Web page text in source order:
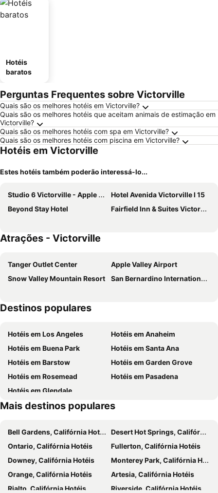
Hotéis
baratos
Perguntas Frequentes sobre Victorville
Quais são os melhores hotéis em Victorville?
Quais são os melhores hotéis que aceitam animais de estimação em
Victorville?
Quais são os melhores hotéis com spa em Victorville?
Quais são os melhores hotéis com piscina em Victorville?
Hotéis em Victorville
Estes hotéis também poderão interessá-lo...
Studio 6 Victorville - Apple Valley
Hotel Avenida Victorville I 15
Beyond Stay Hotel
Fairfield Inn & Suites Victorville
Atrações - Victorville
Tanger Outlet Center
Apple Valley Airport
Snow Valley Mountain Resort
San Bernardino International Airport
Destinos populares
Hotéis em Los Angeles
Hotéis em Anaheim
Hotéis em Buena Park
Hotéis em Santa Ana
Hotéis em Barstow
Hotéis em Garden Grove
Hotéis em Rosemead
Hotéis em Pasadena
Hotéis em Glendale
Mais destinos populares
Bell Gardens, Califórnia Hotéis
Desert Hot Springs, Califórnia Hotéis
Ontario, Califórnia Hotéis
Fullerton, Califórnia Hotéis
Downey, Califórnia Hotéis
Monterey Park, Califórnia Hotéis
Orange, Califórnia Hotéis
Artesia, Califórnia Hotéis
Rialto, Califórnia Hotéis
Riverside, Califórnia Hotéis